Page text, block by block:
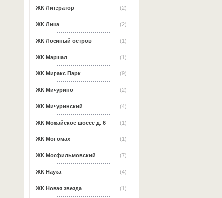
(2)
ЖК Литератор
(2)
ЖК Лица
(1)
ЖК Лосиный остров
(1)
ЖК Маршал
(9)
ЖК Миракс Парк
(2)
ЖК Мичурино
(4)
ЖК Мичуринский
(1)
ЖК Можайское шоссе д. 6
(1)
ЖК Мономах
(7)
ЖК Мосфильмовский
(4)
ЖК Наука
(1)
ЖК Новая звезда